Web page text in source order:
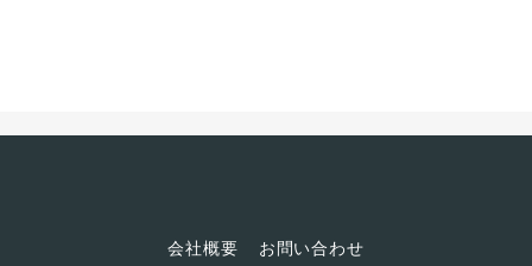
会社概要 お問い合わせ